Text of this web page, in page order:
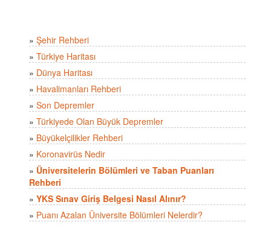
» Şehir Rehberi
» Türkiye Haritası
» Dünya Haritası
» Havalimanları Rehberi
» Son Depremler
» Türkiyede Olan Büyük Depremler
» Büyükelçilikler Rehberi
» Koronavirüs Nedir
» Üniversitelerin Bölümleri ve Taban Puanları
Rehberi
» YKS Sınav Giriş Belgesi Nasıl Alınır?
» Puanı Azalan Üniversite Bölümleri Nelerdir?